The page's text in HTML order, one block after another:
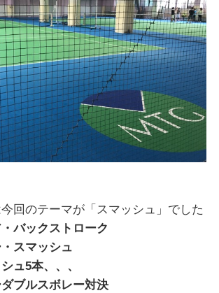
回のテーマが「スマッシュ」でした
バックストローク
スマッシュ
ュ5本、、、
ブルスボレー対決